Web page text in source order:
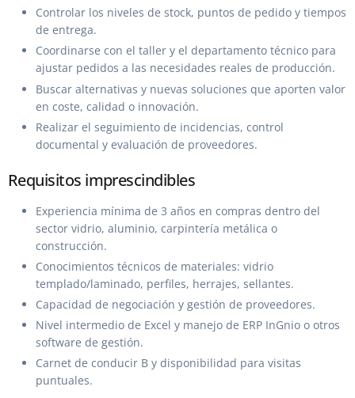
Controlar los niveles de stock, puntos de pedido y tiempos
de entrega.
Coordinarse con el taller y el departamento técnico para
ajustar pedidos a las necesidades reales de producción.
Buscar alternativas y nuevas soluciones que aporten valor
en coste, calidad o innovación.
Realizar el seguimiento de incidencias, control
documental y evaluación de proveedores.
Requisitos imprescindibles
Experiencia mínima de 3 años en compras dentro del
sector vidrio, aluminio, carpintería metálica o
construcción.
Conocimientos técnicos de materiales: vidrio
templado/laminado, perfiles, herrajes, sellantes.
Capacidad de negociación y gestión de proveedores.
Nivel intermedio de Excel y manejo de ERP InGnio o otros
software de gestión.
Carnet de conducir B y disponibilidad para visitas
puntuales.